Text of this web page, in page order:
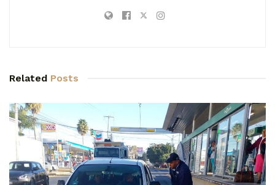
Related Posts